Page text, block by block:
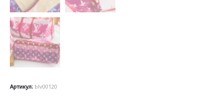
Артикул: blv00120